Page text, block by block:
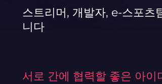
스트리머, 개발자, e-스포츠
니다
서로 간에 협력할 좋은 아